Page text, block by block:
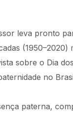
leva pronto
sobre o Dia
no
paterna,